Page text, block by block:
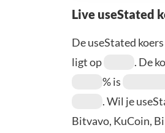
Live useStated
De useStated
ligt op
. De
% is
. Wil je
Bitvavo, KuCoin,